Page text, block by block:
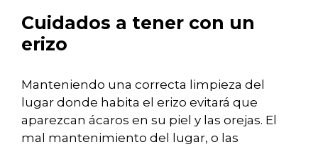
Cuidados a tener con un
erizo
Manteniendo una correcta limpieza del
lugar donde habita el erizo evitará que
aparezcan ácaros en su piel y las orejas. El
mal mantenimiento del lugar, o las